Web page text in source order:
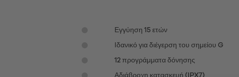
Εγγύηση 15 ετών
Ιδανικό για διέγερση του σημείου G
12 προγράμματα δόνησης
Αδιάβροχη κατασκευή (IPX7)